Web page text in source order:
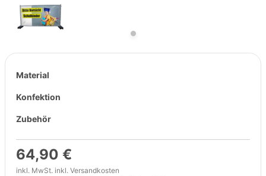
Material
Konfektion
Zubehör
64,90 €
inkl. MwSt. inkl. Versandkosten